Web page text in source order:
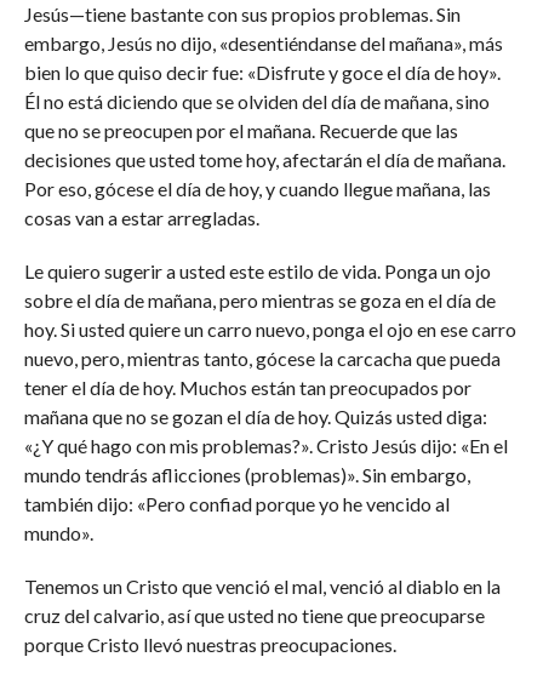
Jesús—tiene bastante con sus propios problemas. Sin
embargo, Jesús no dijo, «desentiéndanse del mañana», más
bien lo que quiso decir fue: «Disfrute y goce el día de hoy».
Él no está diciendo que se olviden del día de mañana, sino
que no se preocupen por el mañana. Recuerde que las
decisiones que usted tome hoy, afectarán el día de mañana.
Por eso, gócese el día de hoy, y cuando llegue mañana, las
cosas van a estar arregladas.
Le quiero sugerir a usted este estilo de vida. Ponga un ojo
sobre el día de mañana, pero mientras se goza en el día de
hoy. Si usted quiere un carro nuevo, ponga el ojo en ese carro
nuevo, pero, mientras tanto, gócese la carcacha que pueda
tener el día de hoy. Muchos están tan preocupados por
mañana que no se gozan el día de hoy. Quizás usted diga:
«¿Y qué hago con mis problemas?». Cristo Jesús dijo: «En el
mundo tendrás aflicciones (problemas)». Sin embargo,
también dijo: «Pero confiad porque yo he vencido al
mundo».
Tenemos un Cristo que venció el mal, venció al diablo en la
cruz del calvario, así que usted no tiene que preocuparse
porque Cristo llevó nuestras preocupaciones.